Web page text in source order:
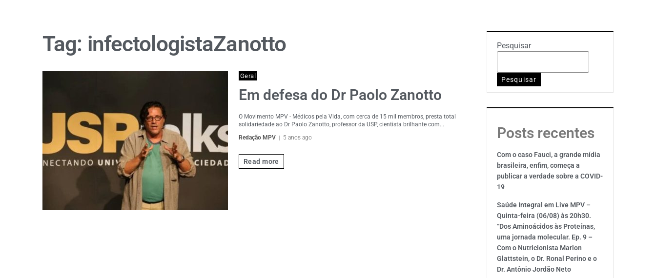
Tag: infectologistaZanotto
Geral
Em defesa do Dr Paolo Zanotto
O Movimento MPV - Médicos pela Vida, com cerca de 15 mil membros, presta total
solidariedade ao Dr Paolo Zanotto, professor da USP, cientista brilhante com...
Redação MPV
5 anos ago
Read more
Pesquisar
Pesquisar
Posts recentes
Com o caso Fauci, a grande mídia
brasileira, enfim, começa a
publicar a verdade sobre a COVID-
19
Saúde Integral em Live MPV –
Quinta-feira (06/08) às 20h30.
“Dos Aminoácidos às Proteínas,
uma jornada molecular. Ep. 9 –
Com o Nutricionista Marlon
Glattstein, o Dr. Ronal Perino e o
Dr. Antônio Jordão Neto